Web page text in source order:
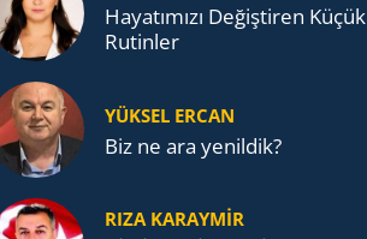
Ha­ya­tı­mı­zı De­ğiş­ti­ren Küçük
Ru­tin­ler
YÜKSEL ERCAN
Biz ne ara yenildik?
RIZA KARAYMIR